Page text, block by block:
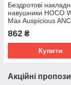
Бездротові
навушники HOCO
Max Auspicious
reduction BT
Silver
862 ₴
Купити
Акційні